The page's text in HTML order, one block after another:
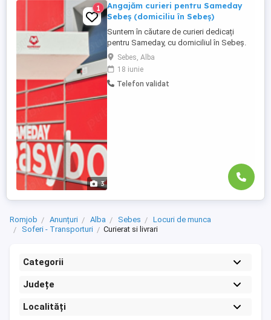
3
1
Angajăm curieri pentru Sameday
Sebeș (domiciliu în Sebeș)
Suntem în căutare de curieri dedicați
pentru Sameday, cu domiciliul în Sebeș.
Candidatul ideal este o persoană
responsabilă, punctuală și orientată către
rezultate. Responsabilități: * Ridicare și
livrare eficientă a coletelor în zona alocată.
Sebes, Alba
18 iunie
Telefon validat
Romjob Anunțuri Alba Sebes
Locuri de munca
Soferi - Transporturi
Curierat si livrari
Categorii
Județe
Localități